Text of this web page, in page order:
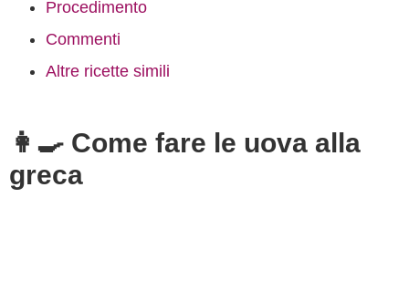
Procedimento
Commenti
Altre ricette simili
👩‍🍳 Come fare le uova alla
greca